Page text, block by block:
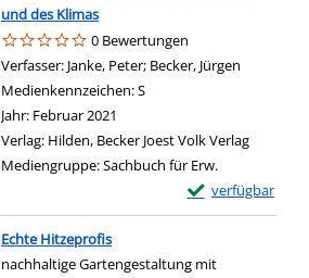
und des Klimas
0 Bewertungen
Verfasser: Janke, Peter; Becker, Jürgen
Medienkennzeichen:S
Jahr: Februar 2021
Verlag: Hilden, Becker Joest Volk Verlag
Mediengruppe:Sachbuch für Erw.
verfügbar
Exemplar-Details
Echte Hitzeprofis
nachhaltige Gartengestaltung mit